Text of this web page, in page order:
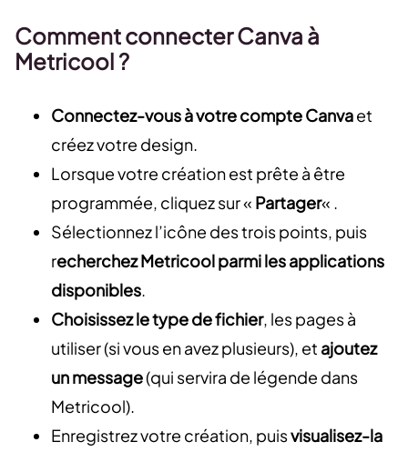
Comment connecter Canva à
Metricool ?
Connectez-vous à votre compte Canvaet
créez votre design.
Lorsque votre création est prête à être
programmée, cliquez sur « Partager« .
Sélectionnez l’icône des trois points, puis
recherchez Metricool parmi les applications
disponibles.
Choisissez le type de fichier, les pages à
utiliser (si vous en avez plusieurs), et ajoutez
un message(qui servira de légende dans
Metricool).
Enregistrez votre création, puisvisualisez-la